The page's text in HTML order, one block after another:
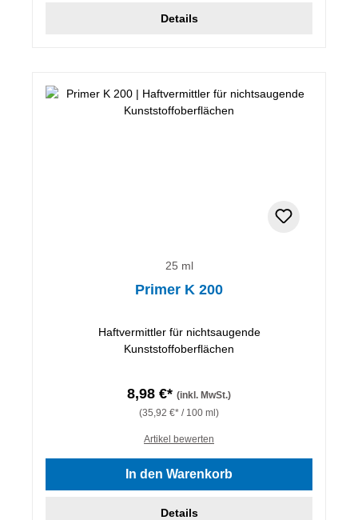
Details
25 ml
Primer K 200
Haftvermittler für nichtsaugende
Kunststoffoberflächen
8,98 €* (inkl. MwSt.)
(35,92 €* / 100 ml)
Artikel bewerten
In den Warenkorb
Details